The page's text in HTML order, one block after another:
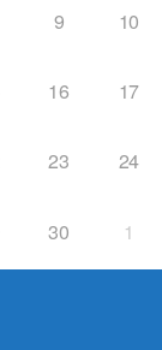
9 10
16 17
23 24
30 1